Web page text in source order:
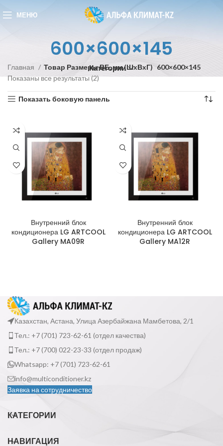
МЕНЮ
600×600×145
Категории
Главная Товар Размеры ВБ, мм (ШxВxГ) 600×600×145
Показаны все результаты (2)
Показать боковую панель
Внутренний блок
кондиционера LG ARTCOOL
Gallery MA09R
Внутренний блок
кондиционера LG ARTCOOL
Gallery MA12R
Казахстан, Астана, Улица Азербайжана Мамбетова, 2/1
Тел.: +7 (701) 723-62-61 (отдел качества)
Тел.: +7 (700) 022-23-33 (отдел продаж)
Whatsapp: +7 (701) 723-62-61
info@multiconditioner.kz
Заявка на сотрудничество
КАТЕГОРИИ
НАВИГАЦИЯ